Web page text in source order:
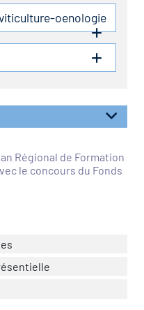
oenologie
Régional de Formation
le concours du Fonds